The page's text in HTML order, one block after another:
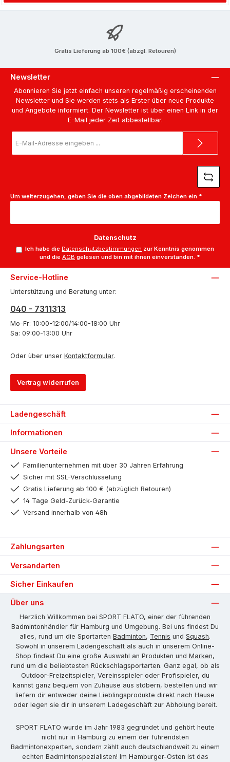
Gratis Lieferung ab 100€ (abzgl. Retouren)
Newsletter
Abonnieren Sie jetzt einfach unseren regelmäßig erscheinenden
Newsletter und Sie werden stets als Erster über neue Produkte
und Angebote informiert. Der Newsletter ist über einen Link in der
E-Mail jeder Zeit abbestellbar.
Mail-
Adresse
Um weiterzugehen, geben Sie die oben abgebildeten Zeichen ein *
Datenschutz
Ich habe die Datenschutzbestimmungen zur Kenntnis genommen
und dieAGB gelesen und bin mit ihnen einverstanden. *
Service-Hotline
Unterstützung und Beratung unter:
040 - 7311313
Mo-Fr: 10:00-12:00/14:00-18:00 Uhr
Sa: 09:00-13:00 Uhr
Oder über unser Kontaktformular.
Vertrag widerrufen
Ladengeschäft
Informationen
Unsere Vorteile
Familienunternehmen mit über 30 Jahren Erfahrung
Sicher mit SSL-Verschlüsselung
Gratis Lieferung ab 100 € (abzüglich Retouren)
14 Tage Geld-Zurück-Garantie
Versand innerhalb von 48h
Zahlungsarten
Versandarten
Sicher Einkaufen
Über uns
Herzlich Willkommen bei SPORT FLATO, einer der führenden
Badmintonhändler für Hamburg und Umgebung. Bei uns findest Du
alles, rund um die Sportarten Badminton, Tennis und Squash.
Sowohl in unserem Ladengeschäft als auch in unserem Online-
Shop findest Du eine große Auswahl an Produkten und Marken,
rund um die beliebtesten Rückschlagsportarten. Ganz egal, ob als
Outdoor-Freizeitspieler, Vereinsspieler oder Profispieler, du
kannst ganz bequem von Zuhause aus stöbern, bestellen und wir
liefern dir entweder deine Lieblingsprodukte direkt nach Hause
oder legen sie dir in unserem Ladegeschäft zur Abholung bereit.
SPORT FLATO wurde im Jahr 1983 gegründet und gehört heute
nicht nur in Hamburg zu einem der führendsten
Badmintonexperten, sondern zählt auch deutschlandweit zu einem
echten Badmintonspezialisten! Im Hamburger-Osten ist das